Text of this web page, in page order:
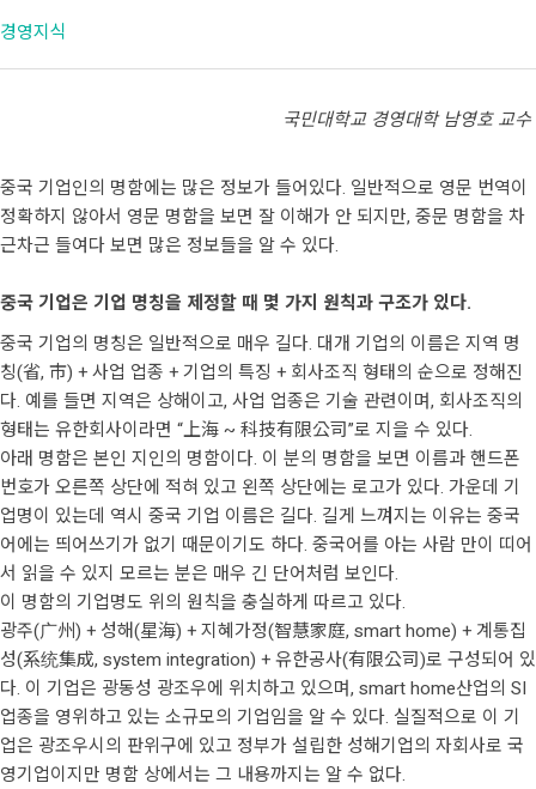
경영지식
국민대학교 경영대학 남영호 교수
중국 기업인의 명함에는 많은 정보가 들어있다. 일반적으로 영문 번역이
정확하지 않아서 영문 명함을 보면 잘 이해가 안 되지만, 중문 명함을 차
근차근 들여다 보면 많은 정보들을 알 수 있다.
중국 기업은 기업 명칭을 제정할 때 몇 가지 원칙과 구조가 있다.
중국 기업의 명칭은 일반적으로 매우 길다. 대개 기업의 이름은 지역 명
칭(省, 市) + 사업 업종 + 기업의 특징 + 회사조직 형태의 순으로 정해진
다. 예를 들면 지역은 상해이고, 사업 업종은 기술 관련이며, 회사조직의
형태는 유한회사이라면 “上海 ~ 科技有限公司”로 지을 수 있다.
아래 명함은 본인 지인의 명함이다. 이 분의 명함을 보면 이름과 핸드폰
번호가 오른쪽 상단에 적혀 있고 왼쪽 상단에는 로고가 있다. 가운데 기
업명이 있는데 역시 중국 기업 이름은 길다. 길게 느껴지는 이유는 중국
어에는 띄어쓰기가 없기 때문이기도 하다. 중국어를 아는 사람 만이 띠어
서 읽을 수 있지 모르는 분은 매우 긴 단어처럼 보인다.
이 명함의 기업명도 위의 원칙을 충실하게 따르고 있다.
광주(广州) + 성해(星海) + 지혜가정(智慧家庭, smart home) + 계통집
성(系统集成, system integration) + 유한공사(有限公司)로 구성되어 있
다. 이 기업은 광동성 광조우에 위치하고 있으며, smart home산업의 SI
업종을 영위하고 있는 소규모의 기업임을 알 수 있다. 실질적으로 이 기
업은 광조우시의 판위구에 있고 정부가 설립한 성해기업의 자회사로 국
영기업이지만 명함 상에서는 그 내용까지는 알 수 없다.